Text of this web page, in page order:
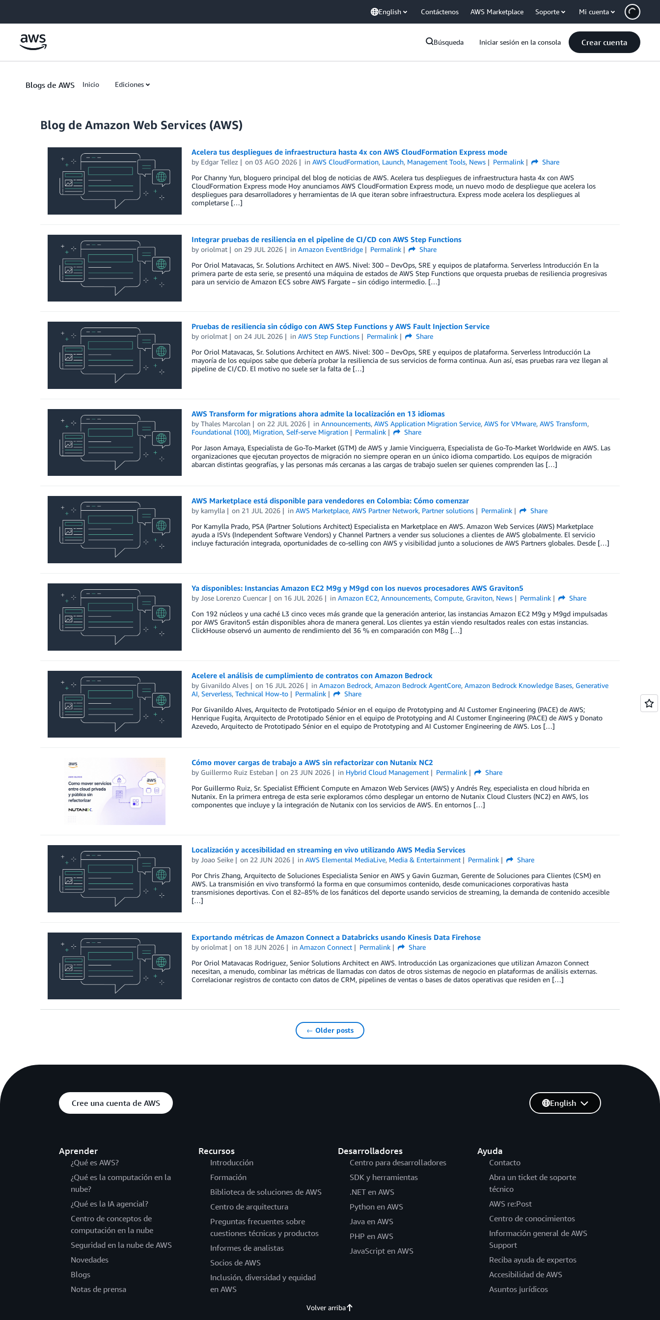
English Contáctenos AWS Marketplace Soporte Mi cuenta
Búsqueda Iniciar sesión en la consola Crear cuenta
Blogs de AWS Inicio Ediciones
Blog de Amazon Web Services (AWS)
Acelera tus despliegues de infraestructura hasta 4x con AWS CloudFormation Express mode
by Edgar Tellez on03 AGO 2026 inAWS CloudFormation, Launch, Management Tools, News Permalink
Share
Por Channy Yun, bloguero principal del blog de noticias de AWS. Acelera tus despliegues de infraestructura hasta 4x con AWS
CloudFormation Express mode Hoy anunciamos AWS CloudFormation Express mode, un nuevo modo de despliegue que acelera los
despliegues para desarrolladores y herramientas de IA que iteran sobre infraestructura. Express mode acelera los despliegues al
completarse […]
Integrar pruebas de resiliencia en el pipeline de CI/CD con AWS Step Functions
by oriolmat on 29 JUL 2026 inAmazon EventBridge Permalink
Share
Por Oriol Matavacas, Sr. Solutions Architect en AWS. Nivel: 300 – DevOps, SRE y equipos de plataforma. Serverless Introducción En la
primera parte de esta serie, se presentó una máquina de estados de AWS Step Functions que orquesta pruebas de resiliencia progresivas
para un servicio de Amazon ECS sobre AWS Fargate – sin código intermedio. […]
Pruebas de resiliencia sin código con AWS Step Functions y AWS Fault Injection Service
by oriolmat on 24 JUL 2026 inAWS Step Functions Permalink
Share
Por Oriol Matavacas, Sr. Solutions Architect en AWS. Nivel: 300 – DevOps, SRE y equipos de plataforma. Serverless Introducción La
mayoría de los equipos sabe que debería probar la resiliencia de sus servicios de forma continua. Aun así, esas pruebas rara vez llegan al
pipeline de CI/CD. El motivo no suele ser la falta de […]
AWS Transform for migrations ahora admite la localización en 13 idiomas
by Thales Marcolan on 22 JUL 2026 inAnnouncements,AWS Application Migration Service,AWS for VMware,AWS Transform,
Foundational (100), Migration, Self-serve Migration Permalink
Share
Por Jason Amaya, Especialista de Go-To-Market (GTM) de AWS y Jamie Vinciguerra, Especialista de Go-To-Market Worldwide en AWS. Las
organizaciones que ejecutan proyectos de migración no siempre operan en un único idioma compartido. Los equipos de migración
abarcan distintas geografías, y las personas más cercanas a las cargas de trabajo suelen ser quienes comprenden las […]
AWS Marketplace está disponible para vendedores en Colombia: Cómo comenzar
by kamylla on 21 JUL 2026 inAWS Marketplace,AWS Partner Network, Partner solutions Permalink
Share
Por Kamylla Prado, PSA (Partner Solutions Architect) Especialista en Marketplace en AWS. Amazon Web Services (AWS) Marketplace
ayuda a ISVs (Independent Software Vendors) y Channel Partners a vender sus soluciones a clientes de AWS globalmente. El servicio
incluye facturación integrada, oportunidades de co-selling con AWS y visibilidad junto a soluciones de AWS Partners globales. Desde […]
Ya disponibles: Instancias Amazon EC2 M9g y M9gd con los nuevos procesadores AWS Graviton5
by Jose Lorenzo Cuencar on 16 JUL 2026 inAmazon EC2,Announcements, Compute, Graviton, News Permalink
Share
Con 192 núcleos y una caché L3 cinco veces más grande que la generación anterior, las instancias Amazon EC2 M9g y M9gd impulsadas
por AWS Graviton5 están disponibles ahora de manera general. Los clientes ya están viendo resultados reales con estas instancias.
ClickHouse observó un aumento de rendimiento del 36 % en comparación con M8g […]
Acelere el análisis de cumplimiento de contratos con Amazon Bedrock
by Givanildo Alves on 16 JUL 2026 inAmazon Bedrock,Amazon Bedrock AgentCore,Amazon Bedrock Knowledge Bases, Generative
AI, Serverless, Technical How-to Permalink
Share
Por Givanildo Alves, Arquitecto de Prototipado Sénior en el equipo de Prototyping and AI Customer Engineering (PACE) de AWS;
Henrique Fugita, Arquitecto de Prototipado Sénior en el equipo de Prototyping and AI Customer Engineering (PACE) de AWS y Donato
Azevedo, Arquitecto de Prototipado Sénior en el equipo de Prototyping and AI Customer Engineering de AWS. Los […]
Cómo mover cargas de trabajo a AWS sin refactorizar con Nutanix NC2
by Guillermo Ruiz Esteban on 23 JUN 2026 in Hybrid Cloud Management Permalink
Share
Por Guillermo Ruiz, Sr. Specialist Efficient Compute en Amazon Web Services (AWS) y Andrés Rey, especialista en cloud híbrida en
Nutanix. En la primera entrega de esta serie exploramos cómo desplegar un entorno de Nutanix Cloud Clusters (NC2) en AWS, los
componentes que incluye y la integración de Nutanix con los servicios de AWS. En entornos […]
Localización y accesibilidad en streaming en vivo utilizando AWS Media Services
by Joao Seike on 22 JUN 2026 inAWS Elemental MediaLive, Media & Entertainment Permalink
Share
Por Chris Zhang, Arquitecto de Soluciones Especialista Senior en AWS y Gavin Guzman, Gerente de Soluciones para Clientes (CSM) en
AWS. La transmisión en vivo transformó la forma en que consumimos contenido, desde comunicaciones corporativas hasta
transmisiones deportivas. Con el 82–85% de los fanáticos del deporte usando servicios de streaming, la demanda de contenido accesible
[…]
Exportando métricas de Amazon Connect a Databricks usando Kinesis Data Firehose
by oriolmat on 18 JUN 2026 inAmazon Connect Permalink
Share
Por Oriol Matavacas Rodriguez, Senior Solutions Architect en AWS. Introducción Las organizaciones que utilizan Amazon Connect
necesitan, a menudo, combinar las métricas de llamadas con datos de otros sistemas de negocio en plataformas de análisis externas.
Correlacionar registros de contacto con datos de CRM, pipelines de ventas o bases de datos operativas que residen en […]
← Older posts
Cree una cuenta de AWS
Aprender
¿Qué es AWS?
¿Qué es la computación en la
nube?
¿Qué es la IA agencial?
Centro de conceptos de
computación en la nube
Seguridad en la nube de AWS
Novedades
Blogs
Notas de prensa
Recursos
Introducción
Formación
Biblioteca de soluciones de AWS
Centro de arquitectura
Preguntas frecuentes sobre
cuestiones técnicas y productos
Informes de analistas
Socios de AWS
Inclusión, diversidad y equidad
en AWS
Desarrolladores
Centro para desarrolladores
SDK y herramientas
.NET en AWS
Python en AWS
Java en AWS
PHP en AWS
JavaScript en AWS
Ayuda
Contacto
Abra un ticket de soporte
técnico
AWS re:Post
Centro de conocimientos
Información general de AWS
Support
Reciba ayuda de expertos
Accesibilidad de AWS
Asuntos jurídicos
English
Volver arriba